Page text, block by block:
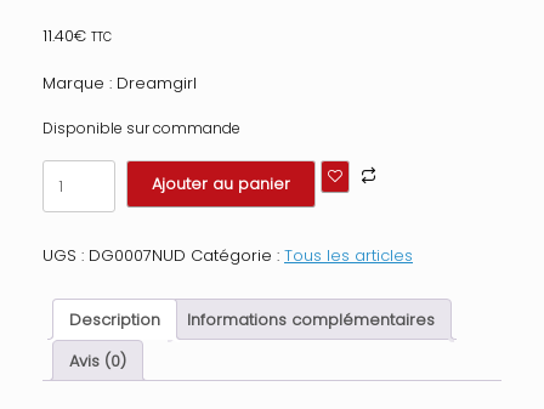
11.40€ TTC
Marque : Dreamgirl
Disponible sur commande
quantité
de
Bas
chairs
pour
jarretelles
Taille
:
Ajouter au panier
UGS : DG0007NUD Catégorie : Tous les articles
Description
Informations complémentaires
Avis (0)